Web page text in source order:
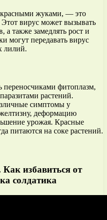
жуками, — это
вирус может вызывать
также замедлять рост и
могут передавать вирус
лилий.
фитоплазм,
растений.
симптомы у
деформацию
урожая. Красные
питаются на соке растений.
избавиться от
солдатика